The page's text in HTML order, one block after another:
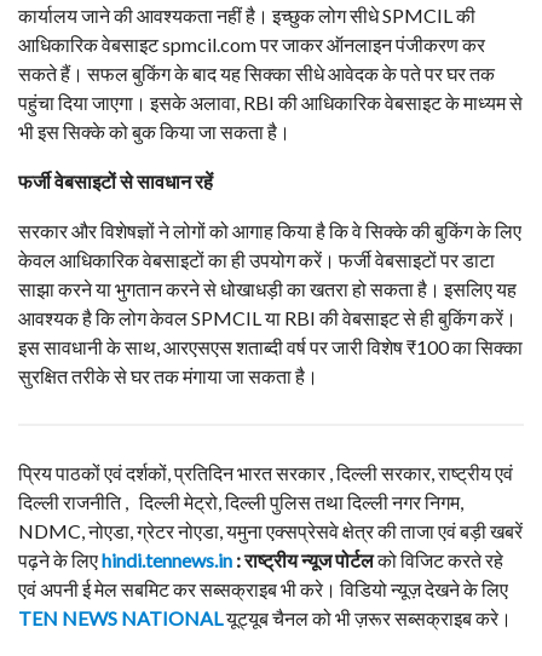
कार्यालय जाने की आवश्यकता नहीं है। इच्छुक लोग सीधे SPMCIL की
आधिकारिक वेबसाइट spmcil.com पर जाकर ऑनलाइन पंजीकरण कर
सकते हैं। सफल बुकिंग के बाद यह सिक्का सीधे आवेदक के पते पर घर तक
पहुंचा दिया जाएगा। इसके अलावा, RBI की आधिकारिक वेबसाइट के माध्यम से
भी इस सिक्के को बुक किया जा सकता है।
फर्जी वेबसाइटों से सावधान रहें
सरकार और विशेषज्ञों ने लोगों को आगाह किया है कि वे सिक्के की बुकिंग के लिए
केवल आधिकारिक वेबसाइटों का ही उपयोग करें। फर्जी वेबसाइटों पर डाटा
साझा करने या भुगतान करने से धोखाधड़ी का खतरा हो सकता है। इसलिए यह
आवश्यक है कि लोग केवल SPMCIL या RBI की वेबसाइट से ही बुकिंग करें।
इस सावधानी के साथ, आरएसएस शताब्दी वर्ष पर जारी विशेष ₹100 का सिक्का
सुरक्षित तरीके से घर तक मंगाया जा सकता है।
प्रिय पाठकों एवं दर्शकों, प्रतिदिन भारत सरकार , दिल्ली सरकार, राष्ट्रीय एवं
दिल्ली राजनीति , दिल्ली मेट्रो, दिल्ली पुलिस तथा दिल्ली नगर निगम,
NDMC, नोएडा, ग्रेटर नोएडा, यमुना एक्सप्रेसवे क्षेत्र की ताजा एवं बड़ी खबरें
पढ़ने के लिएhindi.tennews.in : राष्ट्रीय न्यूज पोर्टलको विजिट करते रहे
एवं अपनी ई मेल सबमिट कर सब्सक्राइब भी करे। विडियो न्यूज़ देखने के लिए
TEN NEWS NATIONALयूट्यूब चैनल को भी ज़रूर सब्सक्राइब करे।